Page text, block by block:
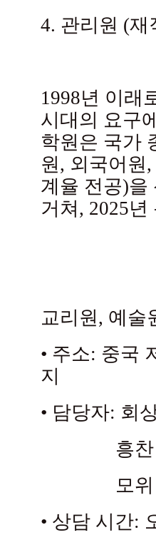
4. 관리원 (재
1998년 이래
시대의 요구
학원은 국가
원, 외국어원
계율 전공)을
거쳐, 2025
교리원, 예술
• 주소: 중국
지
• 담당자: 회
흥찬 법
모위 선생
• 상담 시간: